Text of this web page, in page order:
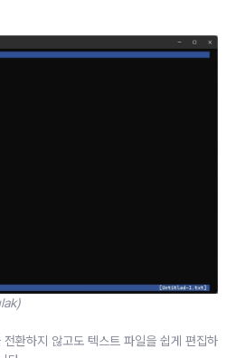
환하지 않고도 텍스트 파일을 쉽게 편집하